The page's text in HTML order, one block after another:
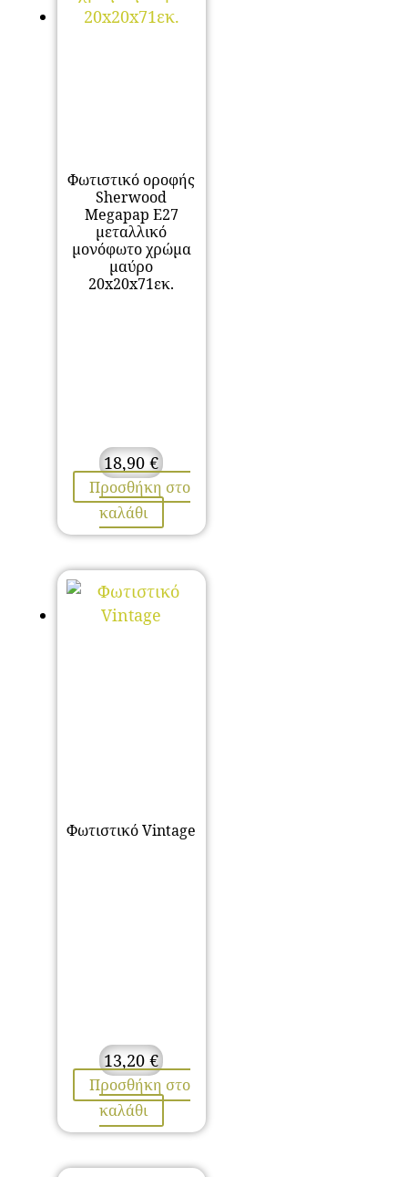
Φωτιστικό οροφής
Sherwood
Megapap E27
μεταλλικό
μονόφωτο χρώμα
μαύρο
20x20x71εκ.
18,90€
Προσθήκη στο
καλάθι
Φωτιστικό Vintage
13,20€
Προσθήκη στο
καλάθι